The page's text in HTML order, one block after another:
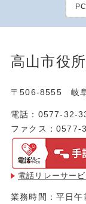
高山市役所
〒506-8555 岐
電話：0577-32-
ファクス：0577-
電話リレーサー
業務時間：平日